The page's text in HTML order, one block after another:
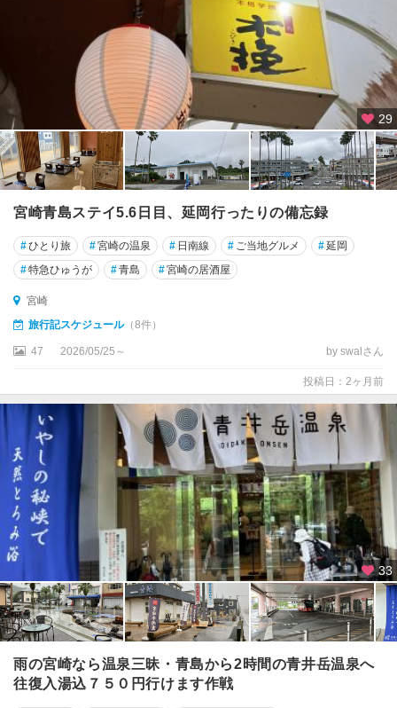
29
宮崎青島ステイ5.6日目、延岡行ったりの備忘録
#ひとり旅 #宮崎の温泉 # 日南線 # ご当地グルメ #延岡
#特急ひゅうが #青島 #宮崎の居酒屋
宮崎
旅行記スケジュール（8件）
47 2026/05/25～ by swalさん
投稿日：2ヶ月前
33
雨の宮崎なら温泉三昧・青島から2時間の青井岳温泉へ
往復入湯込７５０円行けます作戦